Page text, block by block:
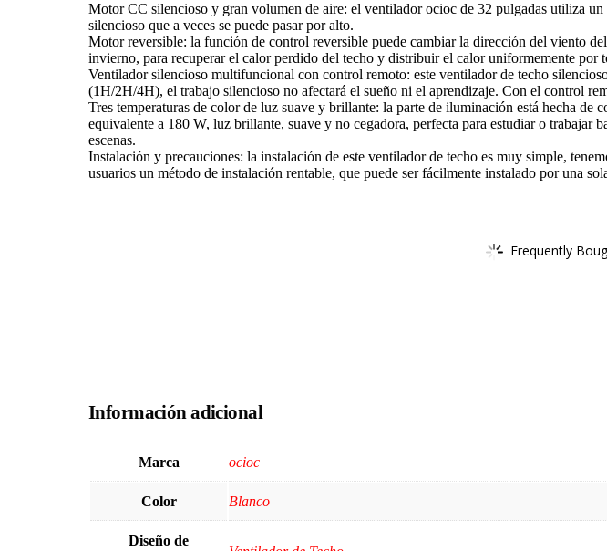
Motor CC silencioso y gran volumen de aire: el ventilador ocioc de 32 pulgadas utiliza
silencioso que a veces se puede pasar por alto.
Motor reversible: la función de control reversible puede cambiar la dirección del viento
invierno, para recuperar el calor perdido del techo y distribuir el calor uniformemente por
Ventilador silencioso multifuncional con control remoto: este ventilador de techo
(1H/2H/4H), el trabajo silencioso no afectará el sueño ni el aprendizaje. Con el control
Tres temperaturas de color de luz suave y brillante: la parte de iluminación está hecha
equivalente a 180 W, luz brillante, suave y no cegadora, perfecta para estudiar o trabajar
escenas.
Instalación y precauciones: la instalación de este ventilador de techo es muy simple,
usuarios un método de instalación rentable, que puede ser fácilmente instalado por una
Frequently
Información adicional
Marca ocioc
Color Blanco
Diseño de